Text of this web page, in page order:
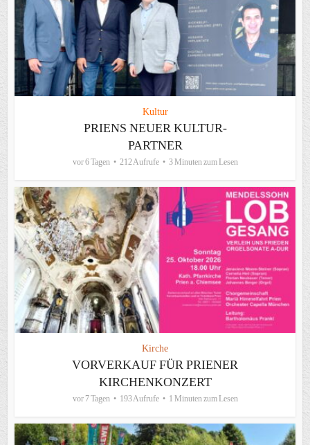
Kultur
PRIENS NEUER KULTUR-
PARTNER
vor 6 Tagen 212 Aufrufe 3 Minuten zum Lesen
Kirche
VORVERKAUF FÜR PRIENER
KIRCHENKONZERT
vor 7 Tagen 193 Aufrufe 1 Minuten zum Lesen